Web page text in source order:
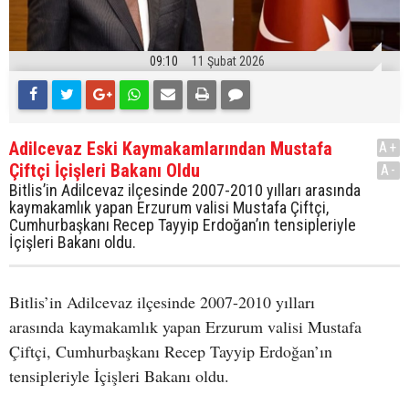
09:10 11 Şubat 2026
Adilcevaz Eski Kaymakamlarından Mustafa
Çiftçi İçişleri Bakanı Oldu
Bitlis’in Adilcevaz ilçesinde 2007-2010 yılları arasında
kaymakamlık yapan Erzurum valisi Mustafa Çiftçi,
Cumhurbaşkanı Recep Tayyip Erdoğan’ın tensipleriyle
İçişleri Bakanı oldu.
A+
A-
Bitlis’in Adilcevaz ilçesinde 2007-2010 yılları
arasında kaymakamlık yapan Erzurum valisi Mustafa
Çiftçi, Cumhurbaşkanı Recep Tayyip Erdoğan’ın
tensipleriyle İçişleri Bakanı oldu.